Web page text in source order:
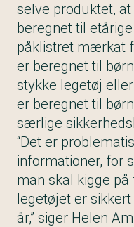
selve produktet,
beregnet til
påklistret mærkat
er beregnet til
stykke legetøj
er beregnet til
særlige
“Det er
informationer, for
man skal kigge
legetøjet er
år,” siger Helen